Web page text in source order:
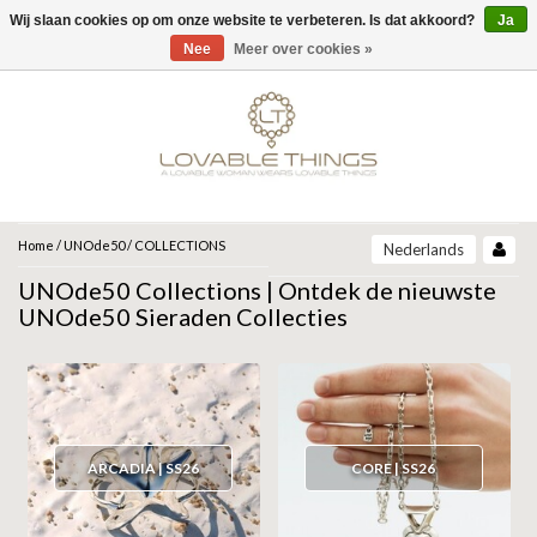
Menu
ZINZI
MIAB
SPARKLING JEWELS
ANIA HAIE
GATZ
COLLECTIONS
CORE | SS26
GRAVITY | SS26
BEAT | SS26
ROOTS | SS26
SER DESLUMBRANTE | FW25
ARMBAND
RING
OORBELLEN
KETTING
ARMBANDEN
KETTINGEN
OORBELLEN
RINGEN
GIFT GUIDE
CADEAU VROUW
SALE
Home / UNOde50/ COLLECTIONS Nederlands
UNOde50 Collections | Ontdek de nieuwste
UNOde50 Sieraden Collecties
ARCADIA | SS26 CORE | SS26
Wij slaan cookies op om onze website te verbeteren. Is dat akkoord?
Ja
Nee
Meer over cookies »